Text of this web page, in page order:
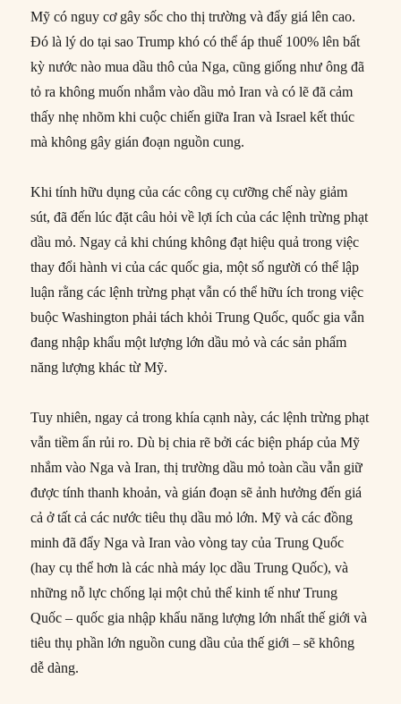
Mỹ có nguy cơ gây sốc cho thị trường và đẩy giá lên cao.
Đó là lý do tại sao Trump khó có thể áp thuế 100% lên bất
kỳ nước nào mua dầu thô của Nga, cũng giống như ông đã
tỏ ra không muốn nhắm vào dầu mỏ Iran và có lẽ đã cảm
thấy nhẹ nhõm khi cuộc chiến giữa Iran và Israel kết thúc
mà không gây gián đoạn nguồn cung.
Khi tính hữu dụng của các công cụ cưỡng chế này giảm
sút, đã đến lúc đặt câu hỏi về lợi ích của các lệnh trừng phạt
dầu mỏ. Ngay cả khi chúng không đạt hiệu quả trong việc
thay đổi hành vi của các quốc gia, một số người có thể lập
luận rằng các lệnh trừng phạt vẫn có thể hữu ích trong việc
buộc Washington phải tách khỏi Trung Quốc, quốc gia vẫn
đang nhập khẩu một lượng lớn dầu mỏ và các sản phẩm
năng lượng khác từ Mỹ.
Tuy nhiên, ngay cả trong khía cạnh này, các lệnh trừng phạt
vẫn tiềm ẩn rủi ro. Dù bị chia rẽ bởi các biện pháp của Mỹ
nhắm vào Nga và Iran, thị trường dầu mỏ toàn cầu vẫn giữ
được tính thanh khoản, và gián đoạn sẽ ảnh hưởng đến giá
cả ở tất cả các nước tiêu thụ dầu mỏ lớn. Mỹ và các đồng
minh đã đẩy Nga và Iran vào vòng tay của Trung Quốc
(hay cụ thể hơn là các nhà máy lọc dầu Trung Quốc), và
những nỗ lực chống lại một chủ thể kinh tế như Trung
Quốc – quốc gia nhập khẩu năng lượng lớn nhất thế giới và
tiêu thụ phần lớn nguồn cung dầu của thế giới – sẽ không
dễ dàng.